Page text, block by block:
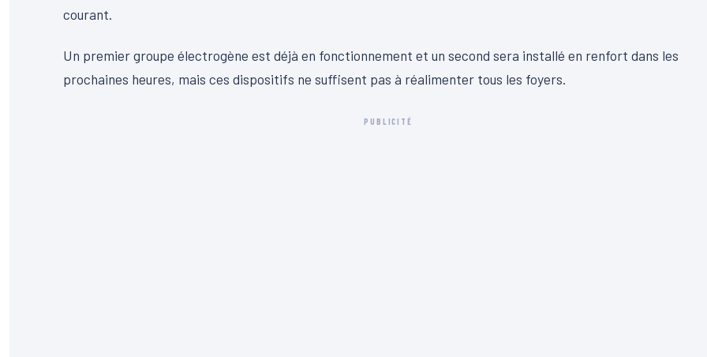
courant.
Un premier groupe électrogène est déjà en fonctionnement et un second sera installé en renfort dans les
prochaines heures, mais ces dispositifs ne suffisent pas à réalimenter tous les foyers.
PUBLICITÉ